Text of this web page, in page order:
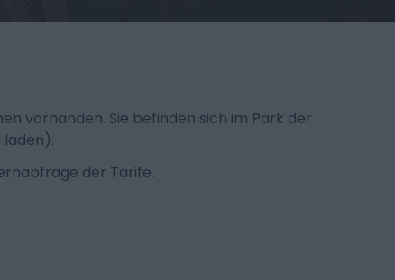
vorhanden. Sie befinden sich im Park der
der Tarife.